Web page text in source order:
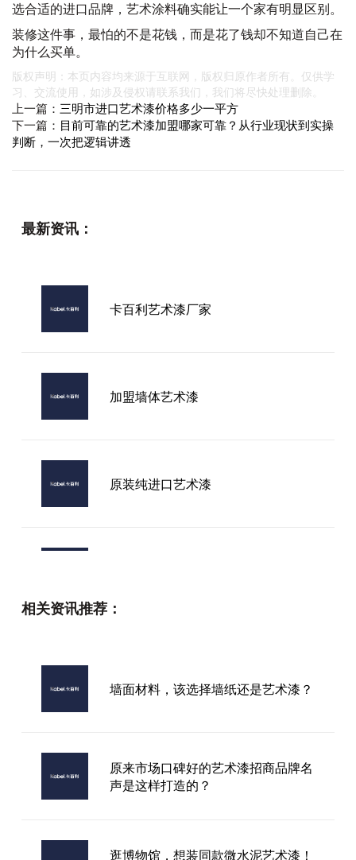
选合适的进口品牌，艺术涂料确实能让一个家有明显区别。
装修这件事，最怕的不是花钱，而是花了钱却不知道自己在
为什么买单。
版权声明：本页内容均来源于互联网，版权归原作者所有。仅供学
习、交流使用，如涉及侵权请联系我们，我们将尽快处理删除。
上一篇： 三明市进口艺术漆价格多少一平方
下一篇： 目前可靠的艺术漆加盟哪家可靠？从行业现状到实操
判断，一次把逻辑讲透
最新资讯：
卡百利艺术漆厂家
加盟墙体艺术漆
原装纯进口艺术漆
相关资讯推荐：
墙面材料，该选择墙纸还是艺术漆？
原来市场口碑好的艺术漆招商品牌名
声是这样打造的？
逛博物馆，想装同款微水泥艺术漆！